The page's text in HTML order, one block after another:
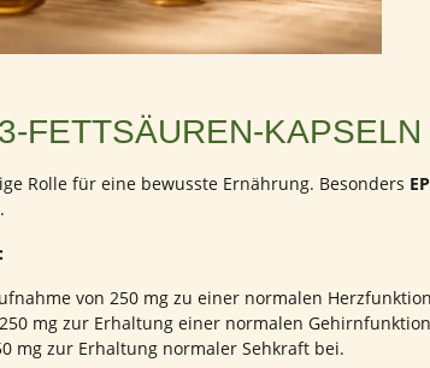
FETTSÄUREN-KAPSELN
Rolle für eine bewusste Ernährung. Besonders
von 250 mg zu einer normalen
mg zur Erhaltung einer normalen
mg zur Erhaltung normaler Sehkraft bei.